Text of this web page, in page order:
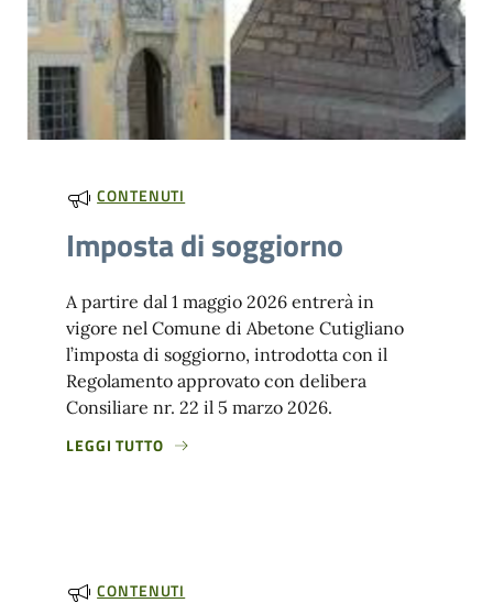
CONTENUTI
Imposta di soggiorno
A partire dal 1 maggio 2026 entrerà in
vigore nel Comune di Abetone Cutigliano
l’imposta di soggiorno, introdotta con il
Regolamento approvato con delibera
Consiliare nr. 22 il 5 marzo 2026.
LEGGI TUTTO
CONTENUTI